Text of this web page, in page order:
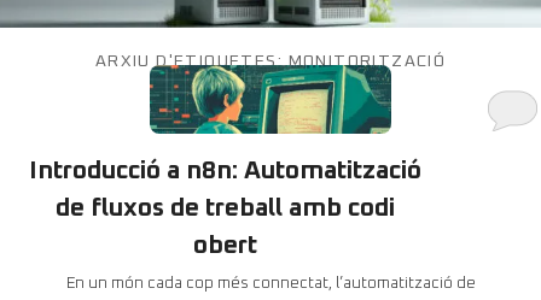
ARXIU D'ETIQUETES:MONITORITZACIÓ
Introducció a n8n: Automatització
de fluxos de treball amb codi
obert
En un món cada cop més connectat, l’automatització de